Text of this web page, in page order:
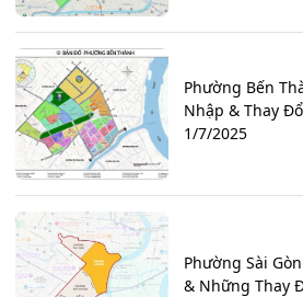
Phường Bến
Nhập & Thay
1/7/2025
Phường Sài
& Những Thay